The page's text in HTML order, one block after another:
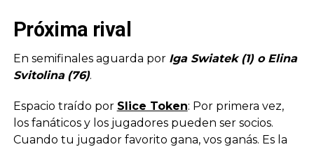
Próxima rival
En semifinales aguarda por Iga Swiatek (1) o Elina
Svitolina (76).
Espacio traído por Slice Token: Por primera vez,
los fanáticos y los jugadores pueden ser socios.
Cuando tu jugador favorito gana, vos ganás. Es la